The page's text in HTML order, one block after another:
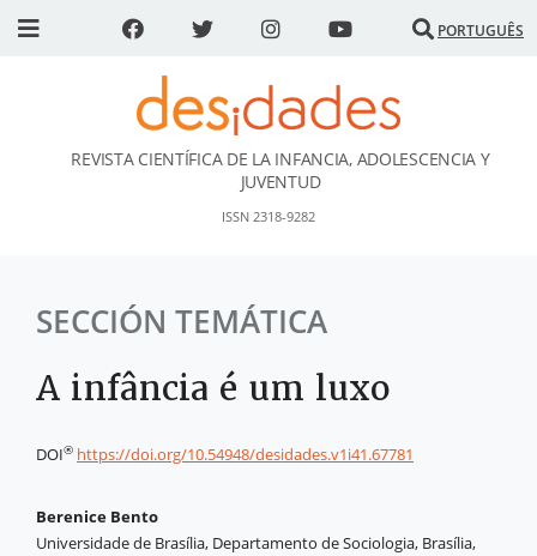
PORTUGUÊS
DESidades
REVISTA CIENTÍFICA DE LA INFANCIA, ADOLESCENCIA Y
JUVENTUD
ISSN 2318-9282
SECCIÓN TEMÁTICA
A infância é um luxo
DOI® https://doi.org/10.54948/desidades.v1i41.67781
Berenice Bento
Universidade de Brasília, Departamento de Sociologia, Brasília,